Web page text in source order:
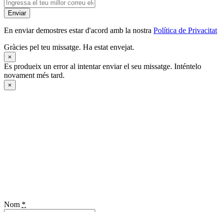
Enviar
En enviar demostres estar d'acord amb la nostra Política de Privacitat
Gràcies pel teu missatge. Ha estat envejat.
×
Es produeix un error al intentar enviar el seu missatge. Inténtelo
novament més tard.
×
Nom *